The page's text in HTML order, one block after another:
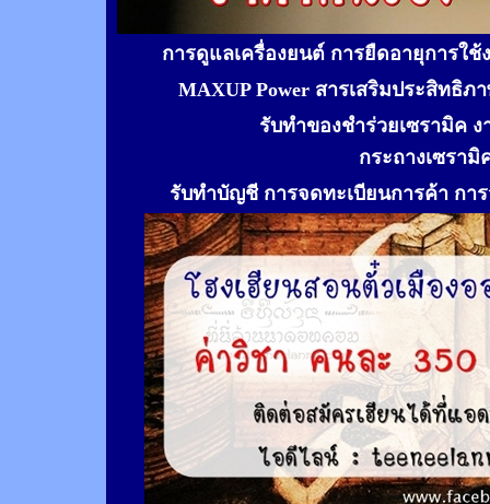
การดูแลเครื่องยนต์ การยืดอายุการใ
MAXUP Power สารเสริมประสิทธิ
รับทำของชำร่วยเซรามิค
กระถางเซรา
รับทำบัญชี การจดทะเบียนการค้า กา